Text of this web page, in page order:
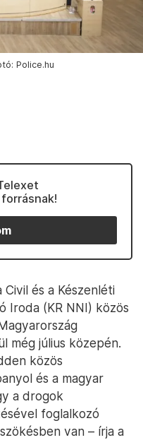
Police.hu
és a Készenléti
Iroda (KR NNI) közös
még július közepén.
közös
és a magyar
a drogok
foglalkozó
van – írja a